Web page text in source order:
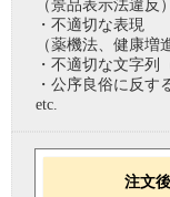
（景品表示法違反）
・不適切な表現
（薬機法、健康増
・不適切な文字列
・公序良俗に反す
etc.
注文